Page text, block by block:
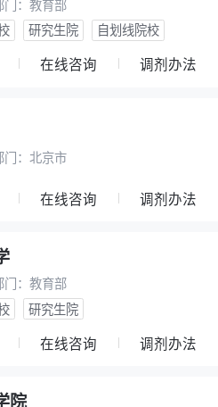
： 教育部
研究生院 自划线院校
在线咨询 调剂办法
： 北京市
在线咨询 调剂办法
： 教育部
研究生院
在线咨询 调剂办法
院